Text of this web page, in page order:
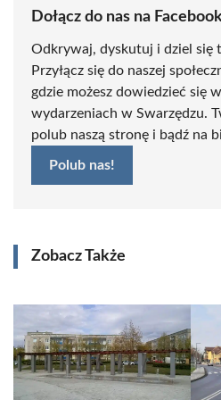
Dołącz do nas na
Odkrywaj, dyskutuj i dziel się
Przyłącz się do naszej
gdzie możesz dowiedzieć się
wydarzeniach w Swarzędzu.
polub naszą stronę i bądź na
Polub nas!
Zobacz Także